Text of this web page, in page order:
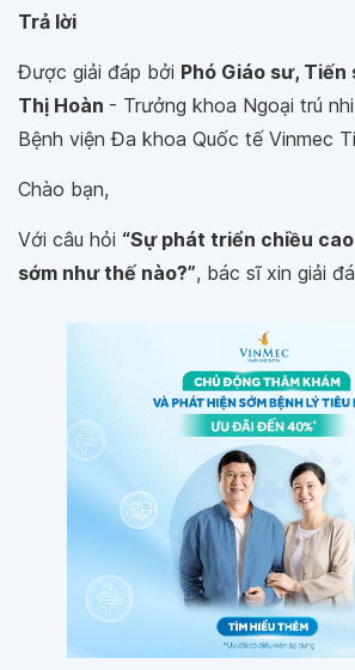
Trả lời
Được giải đáp bởi Phó Giáo sư, Tiến
Thị Hoàn - Trưởng khoa Ngoại trú
Bệnh viện Đa khoa Quốc tế Vinmec
Chào bạn,
Với câu hỏi “Sự phát triển chiều
sớm như thế nào?”, bác sĩ xin giải